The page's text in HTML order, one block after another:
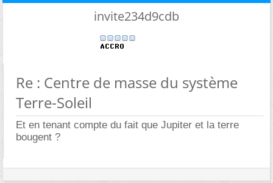
invite234d9cdb
Re : Centre de masse du système
Terre-Soleil
Et en tenant compte du fait que Jupiter et la terre
bougent ?